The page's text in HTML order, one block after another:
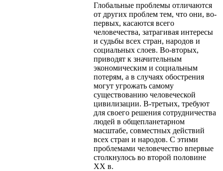
Глобальные проблемы отличаются
от других проблем тем, что они, во-
первых, касаются всего
человечества, затрагивая интересы
и судьбы всех стран, народов и
социальных слоев. Во-вторых,
приводят к значительным
экономическим и социальным
потерям, а в случаях обострения
могут угрожать самому
существованию человеческой
цивилизации. В-третьих, требуют
для своего решения сотрудничества
людей в общепланетарном
масштабе, совместных действий
всех стран и народов. С этими
проблемами человечество впервые
столкнулось во второй половине
ХХ в.